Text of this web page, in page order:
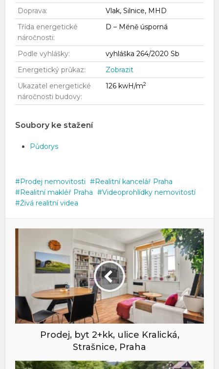
Doprava:
Vlak, Silnice, MHD
Třída energetické
náročnosti:
D – Méně úsporná
Podle vyhlášky:
vyhláška 264/2020 Sb
Energetický průkaz:
Zobrazit
Ukazatel energetické
náročnosti budovy:
126 kwH/m2
Soubory ke stažení
Půdorys
Prodej nemovitosti
Realitní kancelář Praha
Realitní makléř Praha
Videoprohlídky nemovitostí
Živá realitní videa
Prodej, byt 2+kk, ulice Kralická,
Strašnice, Praha